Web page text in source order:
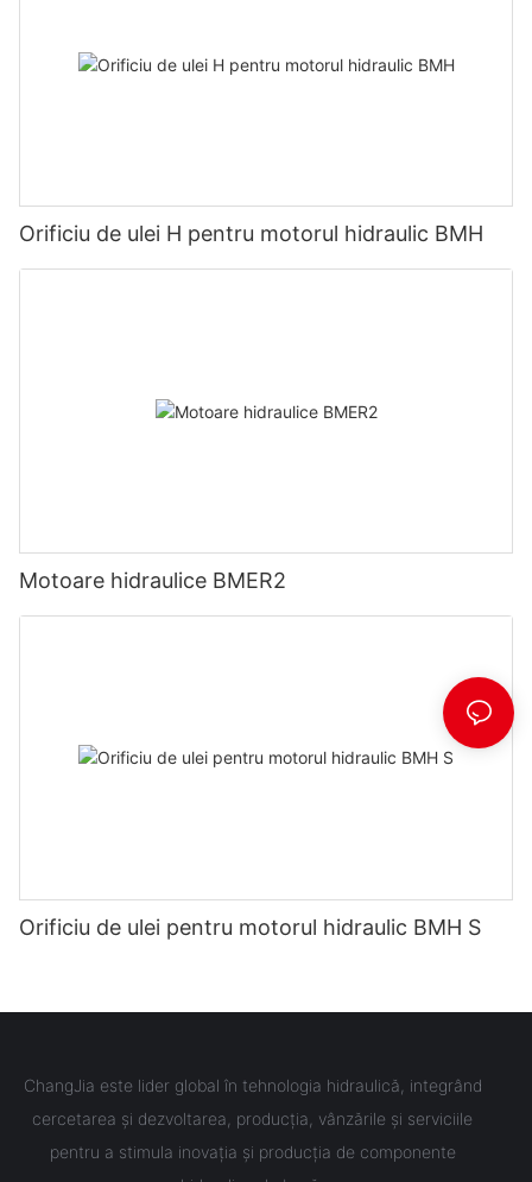
Orificiu de ulei H pentru motorul hidraulic BMH
Motoare hidraulice BMER2
Orificiu de ulei pentru motorul hidraulic BMH S
ChangJia este lider global în tehnologia hidraulică, integrând
cercetarea și dezvoltarea, producția, vânzările și serviciile
pentru a stimula inovația și producția de componente